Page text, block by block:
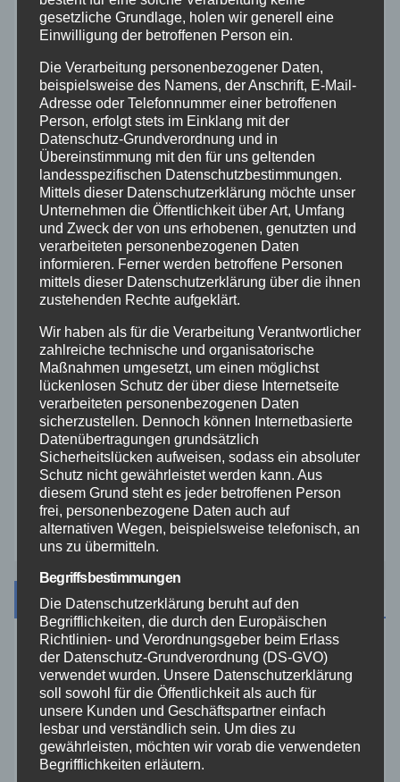
Hilfsorganisationen
Mayen-Koblenz
Neuwied
Polizei
Rettungsdienst
Rhein-Lahn
THW
Veranstaltungen
Video
Westerwald
Zoll
Archiv
August 2026
Juli 2026
Juni 2026
gesetzliche Grundlage, holen wir generell eine
Einwilligung der betroffenen Person ein.
Die Verarbeitung personenbezogener Daten,
beispielsweise des Namens, der Anschrift, E-Mail-
Adresse oder Telefonnummer einer betroffenen
Person, erfolgt stets im Einklang mit der
Datenschutz-Grundverordnung und in
Übereinstimmung mit den für uns geltenden
landesspezifischen Datenschutzbestimmungen.
Mittels dieser Datenschutzerklärung möchte unser
Unternehmen die Öffentlichkeit über Art, Umfang
und Zweck der von uns erhobenen, genutzten und
verarbeiteten personenbezogenen Daten
informieren. Ferner werden betroffene Personen
mittels dieser Datenschutzerklärung über die ihnen
zustehenden Rechte aufgeklärt.
Wir haben als für die Verarbeitung Verantwortlicher
zahlreiche technische und organisatorische
Maßnahmen umgesetzt, um einen möglichst
lückenlosen Schutz der über diese Internetseite
verarbeiteten personenbezogenen Daten
sicherzustellen. Dennoch können Internetbasierte
Datenübertragungen grundsätzlich
Sicherheitslücken aufweisen, sodass ein absoluter
Schutz nicht gewährleistet werden kann. Aus
diesem Grund steht es jeder betroffenen Person
frei, personenbezogene Daten auch auf
alternativen Wegen, beispielsweise telefonisch, an
uns zu übermitteln.
Begriffsbestimmungen
Die Datenschutzerklärung beruht auf den
Begrifflichkeiten, die durch den Europäischen
Richtlinien- und Verordnungsgeber beim Erlass
der Datenschutz-Grundverordnung (DS-GVO)
verwendet wurden. Unsere Datenschutzerklärung
soll sowohl für die Öffentlichkeit als auch für
unsere Kunden und Geschäftspartner einfach
lesbar und verständlich sein. Um dies zu
gewährleisten, möchten wir vorab die verwendeten
Begrifflichkeiten erläutern.